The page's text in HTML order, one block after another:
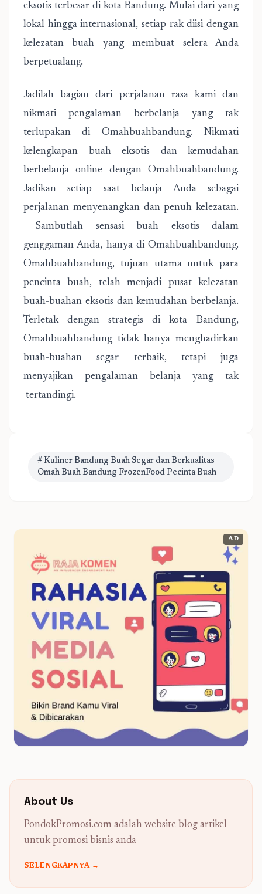
eksotis terbesar di kota Bandung. Mulai dari yang
lokal hingga internasional, setiap rak diisi dengan
kelezatan buah yang membuat selera Anda
berpetualang.
Jadilah bagian dari perjalanan rasa kami dan
nikmati pengalaman berbelanja yang tak
terlupakan di Omahbuahbandung. Nikmati
kelengkapan buah eksotis dan kemudahan
berbelanja online dengan Omahbuahbandung.
Jadikan setiap saat belanja Anda sebagai
perjalanan menyenangkan dan penuh kelezatan.
Sambutlah sensasi buah eksotis dalam
genggaman Anda, hanya di Omahbuahbandung.
Omahbuahbandung, tujuan utama untuk para
pencinta buah, telah menjadi pusat kelezatan
buah-buahan eksotis dan kemudahan berbelanja.
Terletak dengan strategis di kota Bandung,
Omahbuahbandung tidak hanya menghadirkan
buah-buahan segar terbaik, tetapi juga
menyajikan pengalaman belanja yang tak
tertandingi.
# Kuliner Bandung Buah Segar dan Berkualitas
Omah Buah Bandung FrozenFood Pecinta Buah
AD
About Us
PondokPromosi.com adalah website blog artikel
untuk promosi bisnis anda
SELENGKAPNYA →